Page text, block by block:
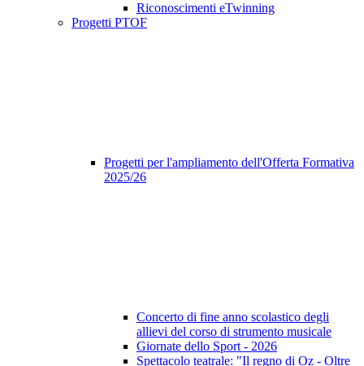
Riconoscimenti eTwinning
Progetti PTOF
Progetti per l'ampliamento dell'Offerta Formativa
2025/26
Concerto di fine anno scolastico degli
allievi del corso di strumento musicale
Giornate dello Sport - 2026
Spettacolo teatrale: "Il regno di Oz - Oltre